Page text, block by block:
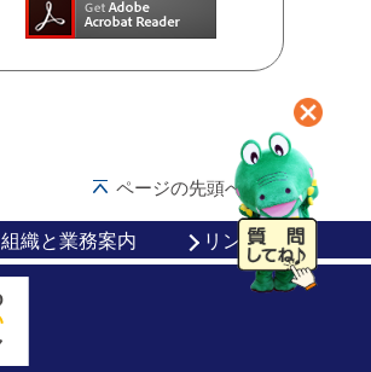
ページの先頭へ戻る
組織と業務案内 リンク集